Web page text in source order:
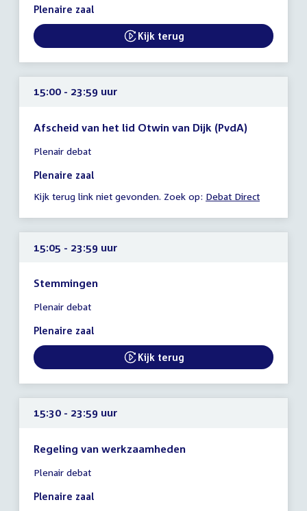
14:00
23:59
uur
Plenaire zaal
Kijk terug
15:00 - 23:59 uur
Afscheid van het lid Otwin van Dijk (PvdA)
vergadering
15:00
23:59
Plenair debat
Plenaire zaal
Kijk terug link niet gevonden. Zoek op: Debat Direct
15:05 - 23:59 uur
Stemmingen
vergadering
15:05
23:59
uur
Plenair debat
Plenaire zaal
Kijk terug
15:30 - 23:59 uur
Regeling van werkzaamheden
vergadering
15:30
Plenair debat
Plenaire zaal